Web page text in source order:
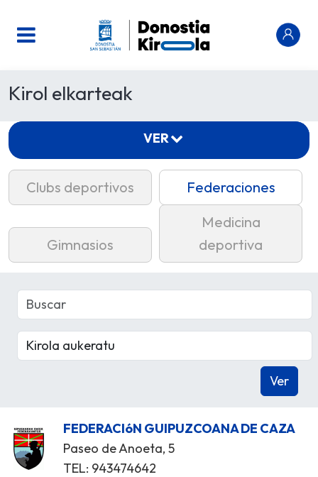
Kirol elkarteak
Clubs deportivos Federaciones
Gimnasios
Medicina
deportiva
FEDERACIóN GUIPUZCOANA DE CAZA
Paseo de Anoeta, 5
TEL: 943474642
VER